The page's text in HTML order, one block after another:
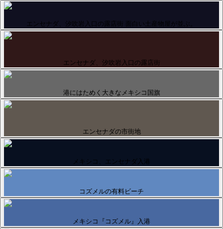
エンセナダ、汐吹岩入口の露店街 面白い土産物屋が並ぶ。
エンセナダ、汐吹岩入口の露店街
港にはためく大きなメキシコ国旗
エンセナダの市街地
メキシコ、エンセナダ入港
コズメルの有料ビーチ
メキシコ『コズメル』入港